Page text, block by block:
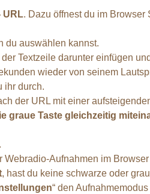
URL. Dazu öffnest du im
du auswählen kannst.
Textzeile darunter einfügen
wieder von seinem
ihr durch.
der URL mit einer
graue Taste gleichzeitig
Aufnahmen im
, hast du keine schwarze oder
“ den